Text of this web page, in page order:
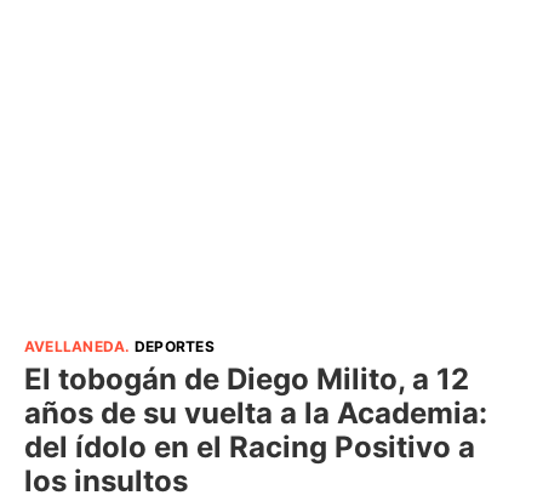
AVELLANEDA. DEPORTES
El tobogán de Diego Milito, a 12
años de su vuelta a la Academia:
del ídolo en el Racing Positivo a
los insultos